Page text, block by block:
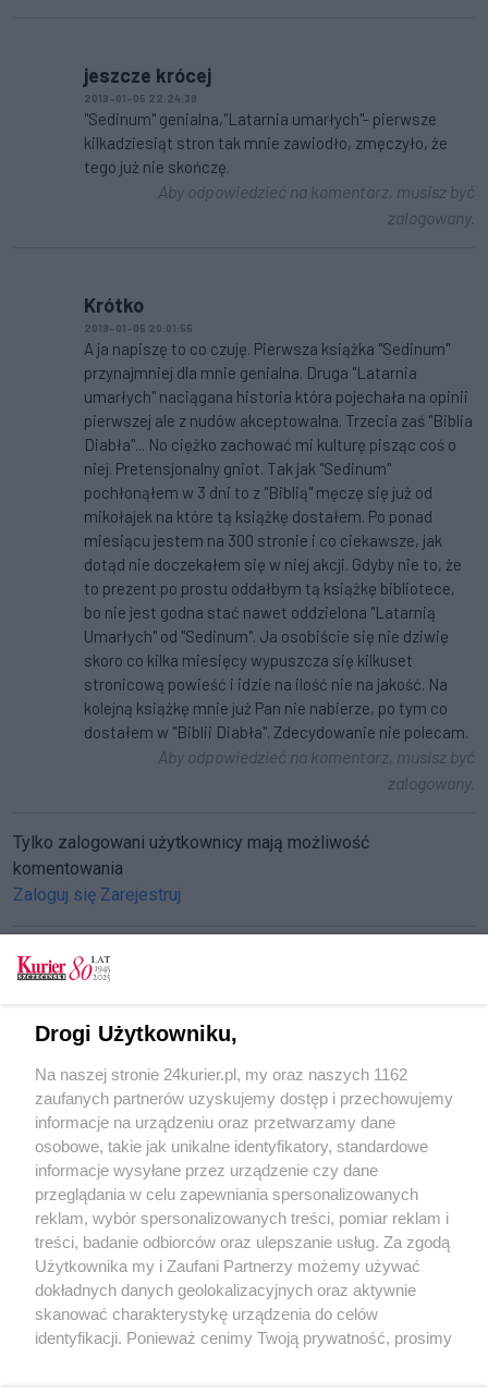
jeszcze krócej
2019-01-05 22:24:39
"Sedinum" genialna,"Latarnia umarłych"- pierwsze
kilkadziesiąt stron tak mnie zawiodło, zmęczyło, że
tego już nie skończę.
Aby odpowiedzieć na komentarz, musisz być
zalogowany.
Krótko
2019-01-05 20:01:55
A ja napiszę to co czuję. Pierwsza książka "Sedinum"
przynajmniej dla mnie genialna. Druga "Latarnia
umarłych" naciągana historia która pojechała na opinii
pierwszej ale z nudów akceptowalna. Trzecia zaś "Biblia
Diabła"... No ciężko zachować mi kulturę pisząc coś o
niej. Pretensjonalny gniot. Tak jak "Sedinum"
pochłonąłem w 3 dni to z "Biblią" męczę się już od
mikołajek na które tą książkę dostałem. Po ponad
miesiącu jestem na 300 stronie i co ciekawsze, jak
dotąd nie doczekałem się w niej akcji. Gdyby nie to, że
to prezent po prostu oddałbym tą książkę bibliotece,
bo nie jest godna stać nawet oddzielona "Latarnią
Umarłych" od "Sedinum". Ja osobiście się nie dziwię
skoro co kilka miesięcy wypuszcza się kilkuset
stronicową powieść i idzie na ilość nie na jakość. Na
kolejną książkę mnie już Pan nie nabierze, po tym co
dostałem w "Biblii Diabła". Zdecydowanie nie polecam.
Aby odpowiedzieć na komentarz, musisz być
zalogowany.
Tylko zalogowani użytkownicy mają możliwość
komentowania
Zaloguj się Zarejestruj
Spotkanie z dreszczykiem, czyli pisarze o
powieściach grozy [GALERIA]
W nocy z diabłem po czytelniczy rekord
POGODA
25℃
Zobacz prognozę na 3 dni
Drogi Użytkowniku,
Na naszej stronie 24kurier.pl, my oraz naszych 1162
zaufanych partnerów uzyskujemy dostęp i przechowujemy
informacje na urządzeniu oraz przetwarzamy dane
osobowe, takie jak unikalne identyfikatory, standardowe
informacje wysyłane przez urządzenie czy dane
przeglądania w celu zapewniania spersonalizowanych
reklam, wybór spersonalizowanych treści, pomiar reklam i
treści, badanie odbiorców oraz ulepszanie usług. Za zgodą
Użytkownika my i Zaufani Partnerzy możemy używać
dokładnych danych geolokalizacyjnych oraz aktywnie
skanować charakterystykę urządzenia do celów
identyfikacji. Ponieważ cenimy Twoją prywatność, prosimy